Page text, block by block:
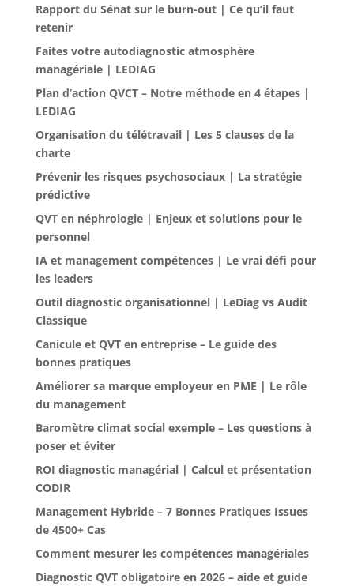
Rapport du Sénat sur le burn-out | Ce qu’il faut
retenir
Faites votre autodiagnostic atmosphère
managériale | LEDIAG
Plan d’action QVCT – Notre méthode en 4 étapes |
LEDIAG
Organisation du télétravail | Les 5 clauses de la
charte
Prévenir les risques psychosociaux | La stratégie
prédictive
QVT en néphrologie | Enjeux et solutions pour le
personnel
IA et management compétences | Le vrai défi pour
les leaders
Outil diagnostic organisationnel | LeDiag vs Audit
Classique
Canicule et QVT en entreprise – Le guide des
bonnes pratiques
Améliorer sa marque employeur en PME | Le rôle
du management
Baromètre climat social exemple – Les questions à
poser et éviter
ROI diagnostic managérial | Calcul et présentation
CODIR
Management Hybride – 7 Bonnes Pratiques Issues
de 4500+ Cas
Comment mesurer les compétences managériales
Diagnostic QVT obligatoire en 2026 – aide et guide